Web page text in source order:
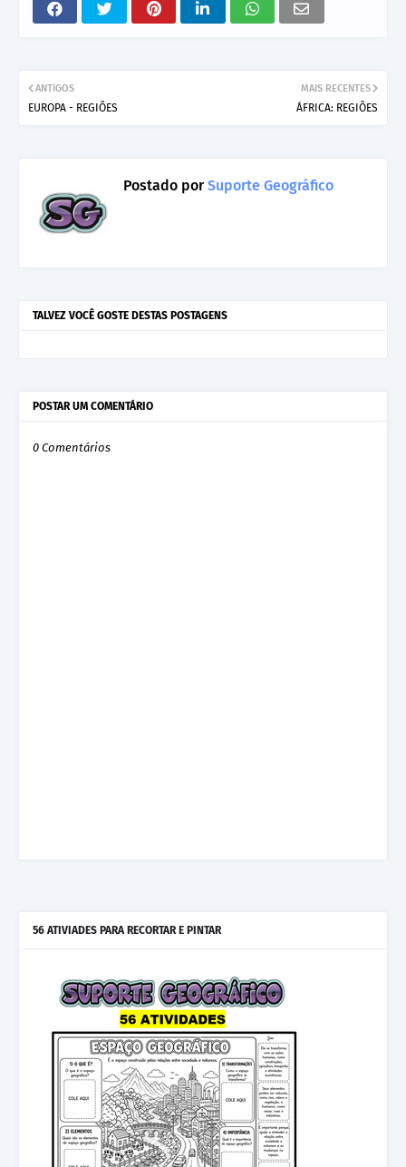
MAIS RECENTES
ÁFRICA: REGIÕES
ANTIGOS
EUROPA - REGIÕES
Postado porSuporte Geográfico
TALVEZ VOCÊ GOSTE DESTAS POSTAGENS
POSTAR UM COMENTÁRIO
0 Comentários
56 ATIVIADES PARA RECORTAR E PINTAR